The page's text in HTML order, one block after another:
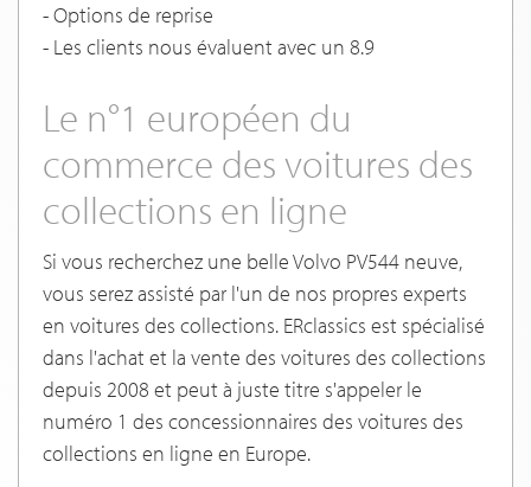
- Options de reprise
- Les clients nous évaluent avec un 8.9
Le n°1 européen du
commerce des voitures des
collections en ligne
Si vous recherchez une belle Volvo PV544 neuve,
vous serez assisté par l'un de nos propres experts
en voitures des collections. ERclassics est spécialisé
dans l'achat et la vente des voitures des collections
depuis 2008 et peut à juste titre s'appeler le
numéro 1 des concessionnaires des voitures des
collections en ligne en Europe.